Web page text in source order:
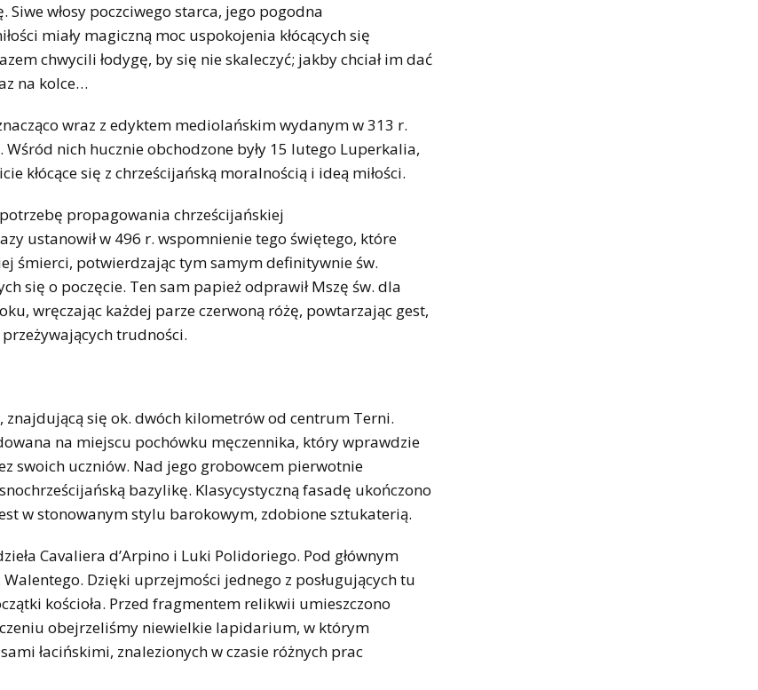
włosy poczciwego starca, jego pogodna
miały magiczną moc uspokojenia kłócących się
chwycili łodygę, by się nie skaleczyć; jakby chciał im dać
na kolce…
wraz z edyktem mediolańskim wydanym w 313 r.
nich hucznie obchodzone były 15 lutego Luperkalia,
kłócące się z chrześcijańską moralnością i ideą miłości.
propagowania chrześcijańskiej
ustanowił w 496 r. wspomnienie tego świętego, które
śmierci, potwierdzając tym samym definitywnie św.
się o poczęcie. Ten sam papież odprawił Mszę św. dla
wręczając każdej parze czerwoną różę, powtarzając gest,
trudności.
znajdującą się ok. dwóch kilometrów od centrum Terni.
na miejscu pochówku męczennika, który wprawdzie
swoich uczniów. Nad jego grobowcem pierwotnie
bazylikę. Klasycystyczną fasadę ukończono
w stonowanym stylu barokowym, zdobione sztukaterią.
Cavaliera d’Arpino i Luki Polidoriego. Pod głównym
Dzięki uprzejmości jednego z posługujących tu
kościoła. Przed fragmentem relikwii umieszczono
obejrzeliśmy niewielkie lapidarium, w którym
łacińskimi, znalezionych w czasie różnych prac